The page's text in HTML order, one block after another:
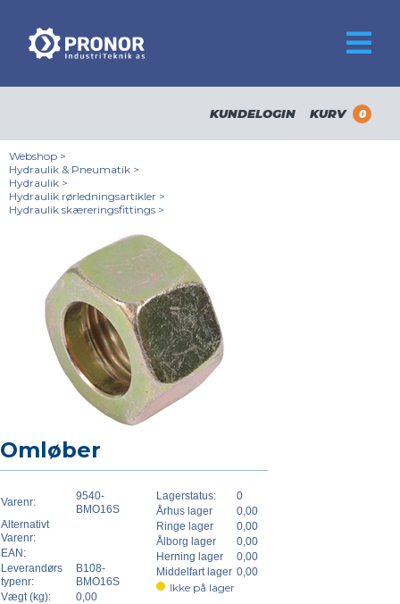
KUNDELOGIN KURV 0
Webshop >
Hydraulik & Pneumatik >
Hydraulik >
Hydraulik rørledningsartikler >
Hydraulik skæreringsfittings >
Omløber
Varenr:
9540-
BMO16S
Alternativt
Varenr:
EAN:
Leverandørs
typenr:
B108-
BMO16S
Vægt (kg):
0,00
Lagerstatus:
0
Århus lager
0,00
Ringe lager
0,00
Ålborg lager
0,00
Herning lager
0,00
Middelfart lager 0,00
Ikke på lager